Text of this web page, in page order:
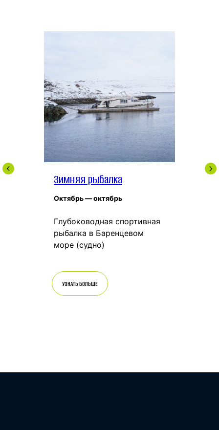
Зимняя рыбалка
Октябрь — октябрь
Глубоководная спортивная
рыбалка в Баренцевом
море (судно)
УЗНАТЬ БОЛЬШЕ